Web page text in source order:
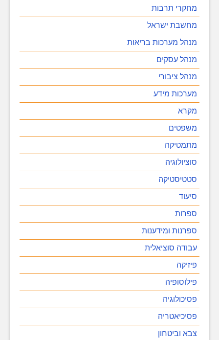
מחקרי תרבות
מחשבת ישראל
מנהל מערכות בריאות
מנהל עסקים
מנהל ציבורי
מערכות מידע
מקרא
משפטים
מתמטיקה
סוציולוגיה
סטטיסטיקה
סיעוד
ספרות
ספרנות ומידענות
עבודה סוציאלית
פיזיקה
פילוסופיה
פסיכולוגיה
פסיכיאטריה
צבא וביטחון